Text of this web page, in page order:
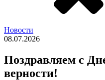
Новости
08.07.2026
Поздравляем с
верности!